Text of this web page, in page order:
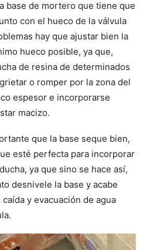
base de mortero que tiene que
con el hueco de la válvula
hay que ajustar bien la
hueco posible, ya que,
de resina de determinados
o romper por la zona del
espesor e incorporarse
macizo.
que la base seque bien,
esté perfecta para incorporar
ya que sino se hace así,
desnivele la base y acabe
y evacuación de agua